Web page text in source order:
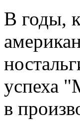
В годы,
успеха
в